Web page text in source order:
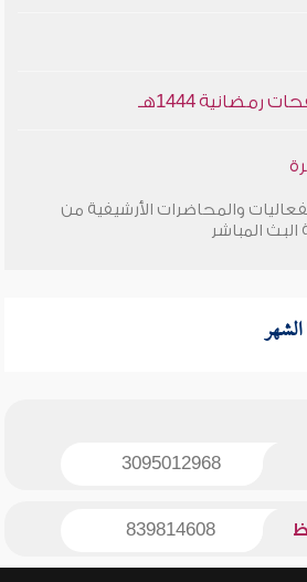
1444هـ
والمحاضرات الأرشيفية من
المباشر
الشهر
3095012968
839814608